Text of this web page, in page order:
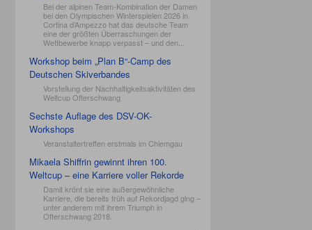
Bei der alpinen Team-Kombination der Damen
bei den Olympischen Winterspielen 2026 in
Cortina d’Ampezzo hat das deutsche Team
eine der größten Überraschungen der
Wettbewerbe knapp verpasst – und den...
Workshop beim „Plan B“-Camp des
Deutschen Skiverbandes
Vorstellung der Nachhaltigkeitsaktivitäten des
Weltcup Ofterschwang
Sechste Auflage des DSV-OK-
Workshops
Veranstaltertreffen erstmals im Chiemgau
Mikaela Shiffrin gewinnt ihren 100.
Weltcup – eine Karriere voller Rekorde
Damit krönt sie eine außergewöhnliche
Karriere, die bereits früh auf Rekordjagd ging –
unter anderem mit ihrem Triumph in
Ofterschwang 2018.